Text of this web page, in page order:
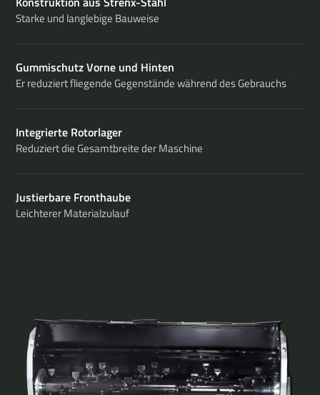
Starke und langlebige Bauweise
Gummischutz Vorne und Hinten
Er reduziert fliegende Gegenstände während des Gebrauchs
Integrierte Rotorlager
Reduziert die Gesamtbreite der Maschine
Justierbare Fronthaube
Leichterer Materialzulauf